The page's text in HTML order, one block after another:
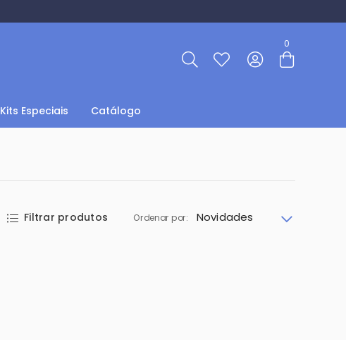
0
Kits Especiais Catálogo
Filtrar produtos Novidades
Ordenar por: